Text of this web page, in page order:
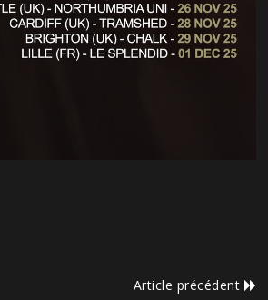
Article précédent